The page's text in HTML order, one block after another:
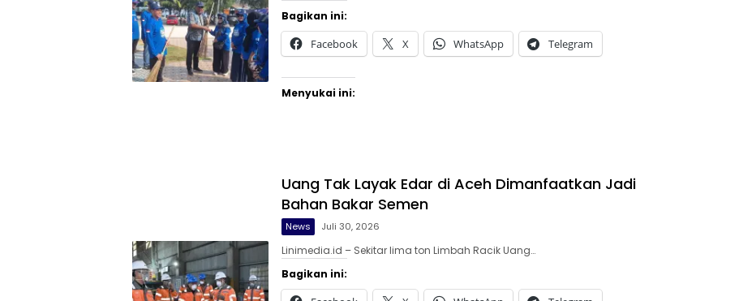
Bagikan ini:
Facebook X WhatsApp Telegram
Menyukai ini:
Uang Tak Layak Edar di Aceh Dimanfaatkan Jadi
Bahan Bakar Semen
News Juli 30, 2026
Linimedia.id – Sekitar lima ton Limbah Racik Uang…
Bagikan ini: